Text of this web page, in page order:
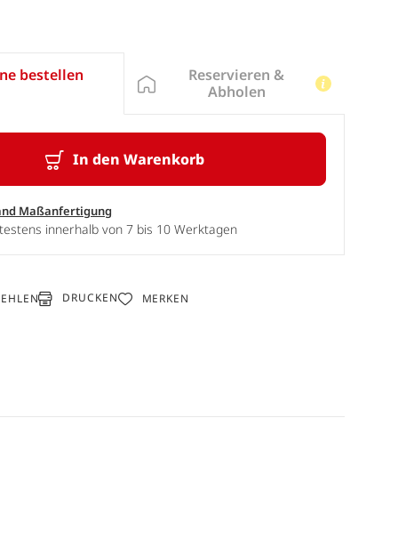
bestellen
In den Warenkorb
Maßanfertigung
innerhalb von 7 bis 10 Werktagen
Reservieren &
Abholen
DRUCKEN MERKEN